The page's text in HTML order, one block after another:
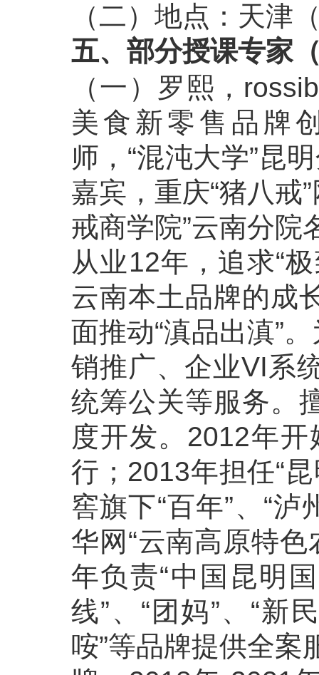
（二）地点：天津
五、部分授课专家
（一）罗熙，
美食新零售品牌
师，“混沌大学”昆
嘉宾，重庆“猪八戒
戒商学院”云南分院
从业12年，追求“
云南本土品牌的成
面推动“滇品出滇”
销推广、企业VI系
统筹公关等服务。
度开发。2012年
行；2013年担任“
窖旗下“百年”、“
华网“云南高原特
年负责“中国昆明
线”、“团妈”、“新
咹”等品牌提供全案